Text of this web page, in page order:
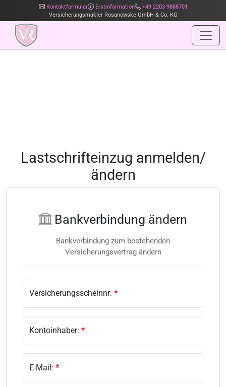
Kontaktformular Erstinformation
+49 2203 9888701
Versicherungsmakler Rosanowske GmbH & Co. KG
Lastschrifteinzug anmelden/
ändern
Bankverbindung ändern
Bankverbindung zum bestehenden
Versicherungsvertrag ändern
Versicherungsscheinnr: *
Kontoinhaber: *
E-Mail: *